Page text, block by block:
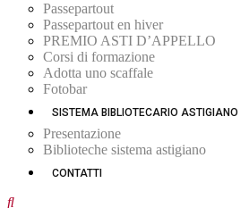
Passepartout
Passepartout en hiver
PREMIO ASTI D’APPELLO
Corsi di formazione
Adotta uno scaffale
Fotobar
SISTEMA BIBLIOTECARIO ASTIGIANO
Presentazione
Biblioteche sistema astigiano
CONTATTI